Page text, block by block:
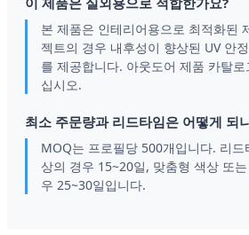
본 제품은 인테리어용으로 최적화된
젝트의 경우 내후성이 향상된 UV 안
를 제공합니다. 아웃도어 제품 카탈
십시오.
최소 주문량과 리드타임은 어떻게 되
MOQ는 프로필당 500개입니다. 리드
상의 경우 15~20일, 맞춤형 색상 또
우 25~30일입니다.